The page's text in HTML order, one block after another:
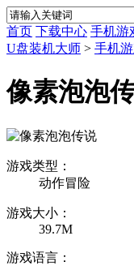
首页 下载中心 手机游
U盘装机大师 > 手机
像素泡泡
游戏类型：
动作冒险
游戏大小：
39.7M
游戏语言：